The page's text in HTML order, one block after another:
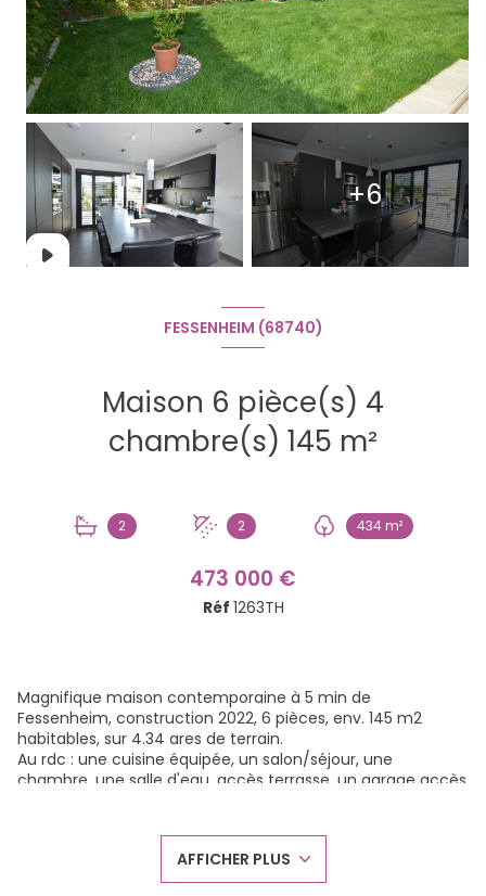
+6
FESSENHEIM (68740)
Maison 6 pièce(s) 4
chambre(s) 145 m²
2 2 434 m²
473 000 €
Réf 1263TH
Magnifique maison contemporaine à 5 min de
Fessenheim, construction 2022, 6 pièces, env. 145 m2
habitables, sur 4.34 ares de terrain.
Au rdc : une cuisine équipée, un salon/séjour, une
chambre, une salle d'eau, accès terrasse, un garage accès
l'italienne, un balcon, une terrasse.
A l'extérieur : une cour avec parking, une terrasse, un
potager, le tout cloturé .
AFFICHER PLUS